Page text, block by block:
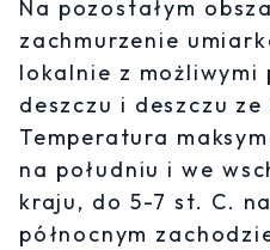
Na pozostałym
zachmurzenie
lokalnie z możliwymi
deszczu i deszczu ze
Temperatura
na południu i we
kraju, do 5-7 st. C.
północnym